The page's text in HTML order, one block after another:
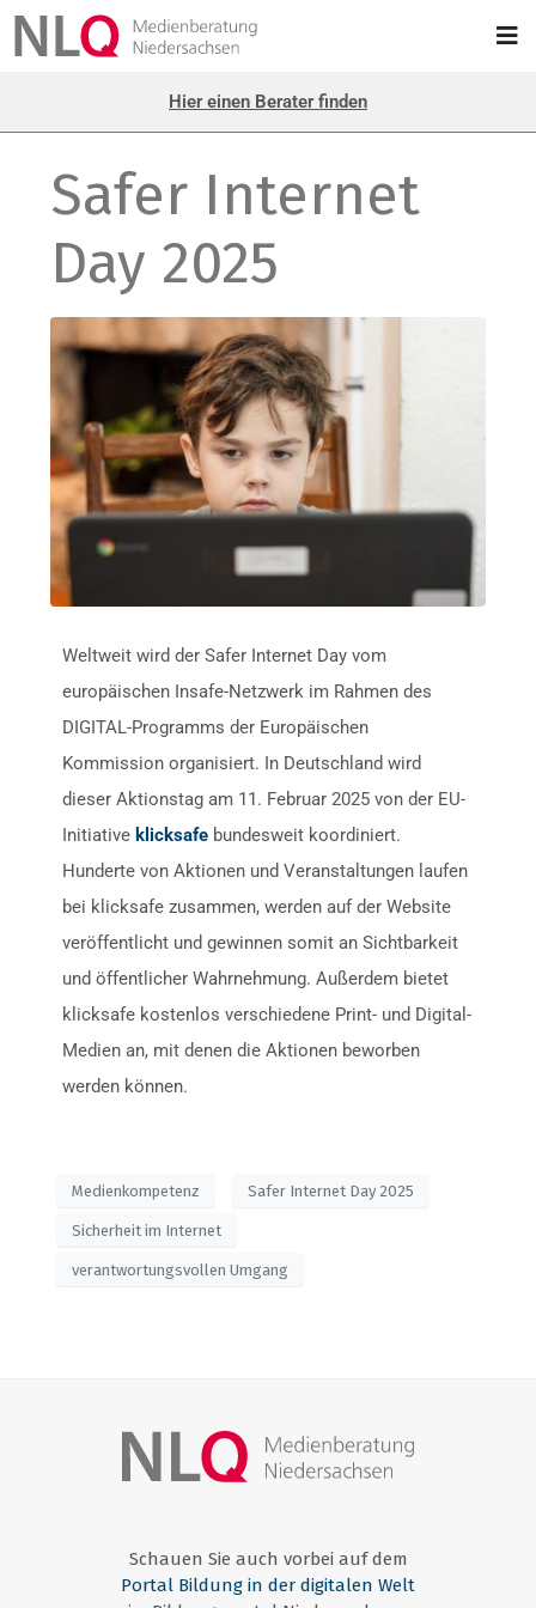
Hier einen Berater finden
Safer Internet
Day 2025
Weltweit wird der Safer Internet Day vom
europäischen Insafe-Netzwerk im Rahmen des
DIGITAL-Programms der Europäischen
Kommission organisiert. In Deutschland wird
dieser Aktionstag am 11. Februar 2025 von der EU-
Initiative klicksafe bundesweit koordiniert.
Hunderte von Aktionen und Veranstaltungen laufen
bei klicksafe zusammen, werden auf der Website
veröffentlicht und gewinnen somit an Sichtbarkeit
und öffentlicher Wahrnehmung. Außerdem bietet
klicksafe kostenlos verschiedene Print- und Digital-
Medien an, mit denen die Aktionen beworben
werden können.
Medienkompetenz Safer Internet Day 2025
Sicherheit im Internet
verantwortungsvollen Umgang
Schauen Sie auch vorbei auf dem
Portal Bildung in der digitalen Welt